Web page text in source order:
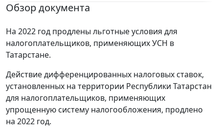
Обзор документа
На 2022 год продлены льготные условия для
налогоплательщиков, применяющих УСН в
Татарстане.
Действие дифференцированных налоговых ставок,
установленных на территории Республики Татарстан
для налогоплательщиков, применяющих
упрощенную систему налогообложения, продлено
на 2022 год.